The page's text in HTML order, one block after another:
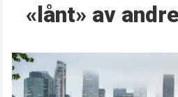
«lånt» av